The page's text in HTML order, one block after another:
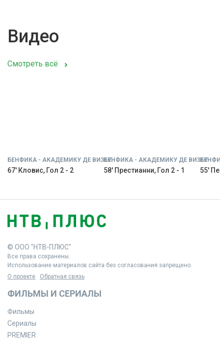
Видео
Смотреть всё
БЕНФИКА - АКАДЕМИКУ ДЕ ВИЗЕУ
67' Кловис, Гол 2 - 2
БЕНФИКА - АКАДЕМИКУ ДЕ ВИЗЕУ
58' Престианни, Гол 2 - 1 55'
© ООО "НТВ-ПЛЮС"
Все права сохранены.
Использование материалов сайта без согласования запрещено.
О проекте
Обратная связь
ФИЛЬМЫ И СЕРИАЛЫ
Фильмы
Сериалы
PREMIER